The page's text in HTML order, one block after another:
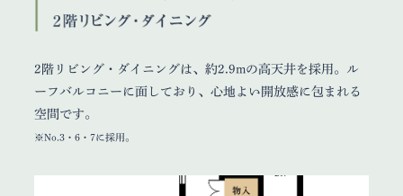
2階リビング・ダイニングは、約2.9mの高天井を採用。ル
ーフバルコニーに面しており、心地よい開放感に包まれる
空間です。
※No.3・6・7に採用。